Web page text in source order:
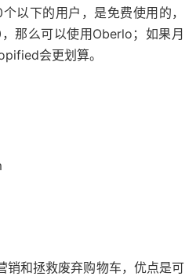
以下的用户，是免费使用的，
那么可以使用Oberlo；如果月
会更划算。
销和拯救废弃购物车，优点是可